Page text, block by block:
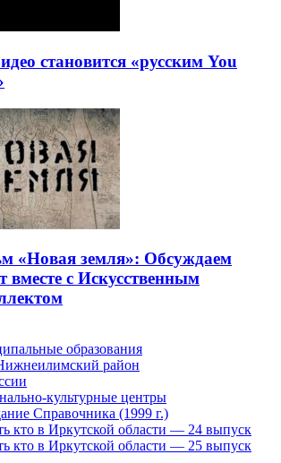
становится «русским You
«Новая земля»: Обсуждаем
вместе с Искусственным
образования
район
культурные центры
Справочника (1999 г.)
кто в Иркутской области — 24 выпуск
кто в Иркутской области — 25 выпуск